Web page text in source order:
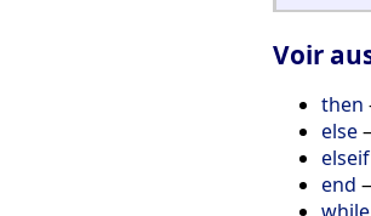
Voir
then
else
elseif
end